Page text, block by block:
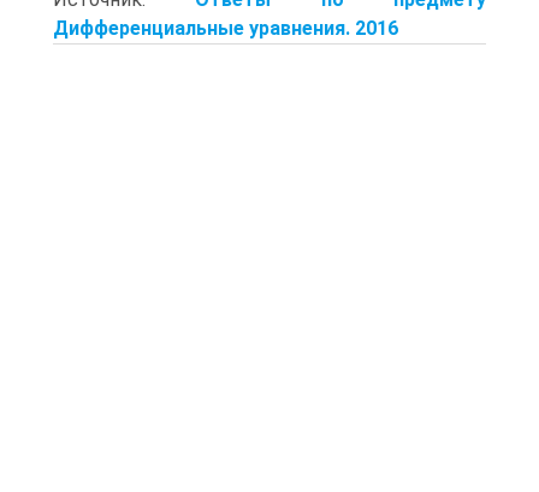
Дифференциальные уравнения. 2016